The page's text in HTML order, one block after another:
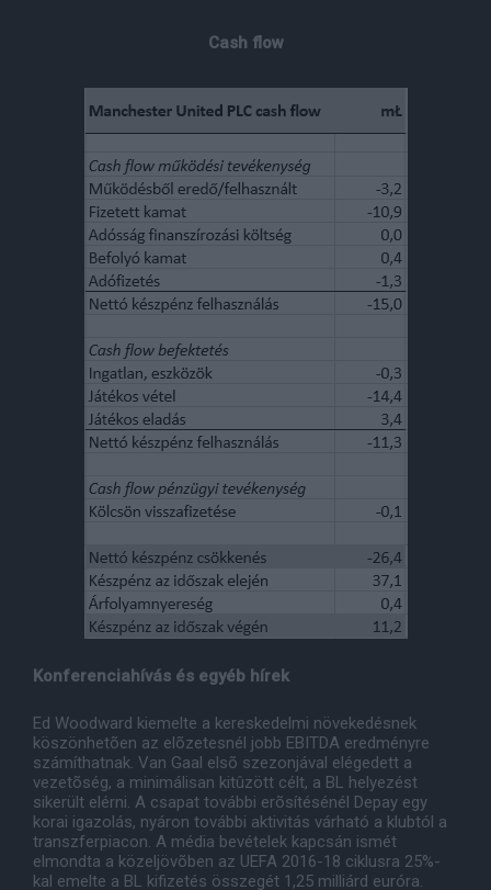
Cash flow
Konferenciahívás és egyéb hírek
Ed Woodward kiemelte a kereskedelmi növekedésnek
köszönhetõen az elõzetesnél jobb EBITDA eredményre
számíthatnak. Van Gaal elsõ szezonjával elégedett a
vezetõség, a minimálisan kitûzött célt, a BL helyezést
sikerült elérni. A csapat további erõsítésénél Depay egy
korai igazolás, nyáron további aktivitás várható a klubtól a
transzferpiacon. A média bevételek kapcsán ismét
elmondta a közeljövõben az UEFA 2016-18 ciklusra 25%-
kal emelte a BL kifizetés összegét 1,25 milliárd euróra.